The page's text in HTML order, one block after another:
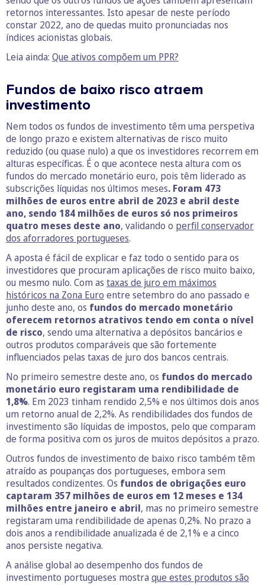
retornos interessantes. Isto apesar de neste período
constar 2022, ano de quedas muito pronunciadas nos
índices acionistas globais.
Leia ainda: Que ativos compõem um PPR?
Fundos de baixo risco atraem
investimento
Nem todos os fundos de investimento têm uma perspetiva
de longo prazo e existem alternativas de risco muito
reduzido (ou quase nulo) a que os investidores recorrem em
alturas específicas. É o que acontece nesta altura com os
fundos do mercado monetário euro, pois têm liderado as
subscrições líquidas nos últimos meses. Foram 473
milhões de euros entre abril de 2023 e abril deste
ano, sendo 184 milhões de euros só nos primeiros
quatro meses deste ano, validando o perfil conservador
dos aforradores portugueses.
A aposta é fácil de explicar e faz todo o sentido para os
investidores que procuram aplicações de risco muito baixo,
ou mesmo nulo. Com as taxas de juro em máximos
históricos na Zona Euro entre setembro do ano passado e
junho deste ano, os fundos do mercado monetário
oferecem retornos atrativos tendo em conta o nível
de risco, sendo uma alternativa a depósitos bancários e
outros produtos comparáveis que são fortemente
influenciados pelas taxas de juro dos bancos centrais.
No primeiro semestre deste ano, os fundos do mercado
monetário euro registaram uma rendibilidade de
1,8%. Em 2023 tinham rendido 2,5% e nos últimos dois anos
um retorno anual de 2,2%. As rendibilidades dos fundos de
investimento são líquidas de impostos, pelo que comparam
de forma positiva com os juros de muitos depósitos a prazo.
Outros fundos de investimento de baixo risco também têm
atraído as poupanças dos portugueses, embora sem
resultados condizentes. Os fundos de obrigações euro
captaram 357 milhões de euros em 12 meses e 134
milhões entre janeiro e abril, mas no primeiro semestre
registaram uma rendibilidade de apenas 0,2%. No prazo a
dois anos a rendibilidade anualizada é de 2,1% e a cinco
anos persiste negativa.
A análise global ao desempenho dos fundos de
investimento portugueses mostra que estes produtos são